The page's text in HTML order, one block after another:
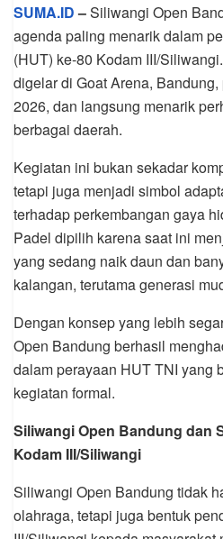
SUMA.ID–Siliwangi Open
agenda paling menarik dalam
(HUT) ke-80 Kodam III/
digelar di Goat Arena,
2026, dan langsung menarik
berbagai daerah.
Kegiatan ini bukan sekadar
tetapi juga menjadi simbol
terhadap perkembangan gaya
Padel dipilih karena saat ini
yang sedang naik daun dan
kalangan, terutama generasi
Dengan konsep yang lebih
Open Bandung berhasil
dalam perayaan HUT TNI yang
kegiatan formal.
Siliwangi Open Bandung dan
Kodam III/Siliwangi
Siliwangi Open Bandung tidak
olahraga, tetapi juga bentuk